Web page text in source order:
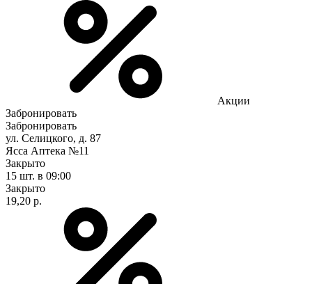
Акции
Забронировать
Забронировать
ул. Селицкого, д. 87
Ясса Аптека №11
Закрыто
15 шт. в 09:00
Закрыто
19,20 р.